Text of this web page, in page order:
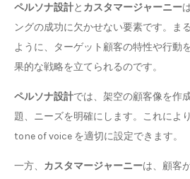
ペルソナ設計と カスタマージャーニー
ングの成功に欠かせない要素です。ま
ように、ターゲット顧客の特性や行動
果的な戦略を立てられるのです。
ペルソナ設計では、架空の顧客像を作
題、ニーズを明確にします。これによ
tone of voice を適切に設定できます。
一方、 カスタマージャーニーは、顧客